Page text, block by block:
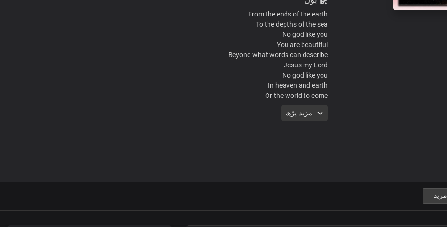
From the ends of the earth
To the depths of the sea
No god like you
You are beautiful
Beyond what words can describe
Jesus my Lord
No god like you
In heaven and earth
Or the world to come
In awe of you
مزید پڑھ
مزید